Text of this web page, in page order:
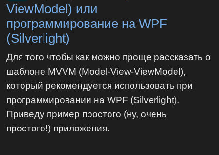
ViewModel) или
программирование на WPF
(Silverlight)
Для того чтобы как можно проще рассказать о
шаблоне MVVM (Model-View-ViewModel),
который рекомендуется использовать при
программировании на WPF (Silverlight).
Приведу пример простого (ну, очень
простого!) приложения.